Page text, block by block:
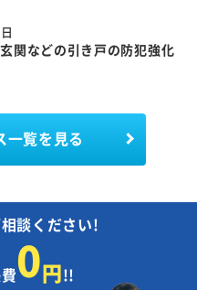
関などの引き戸の防犯強化
一覧を見る
談ください!
0円!!